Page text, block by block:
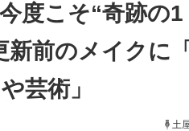
度こそ“奇跡の1
前のメイクに
芸術」
土